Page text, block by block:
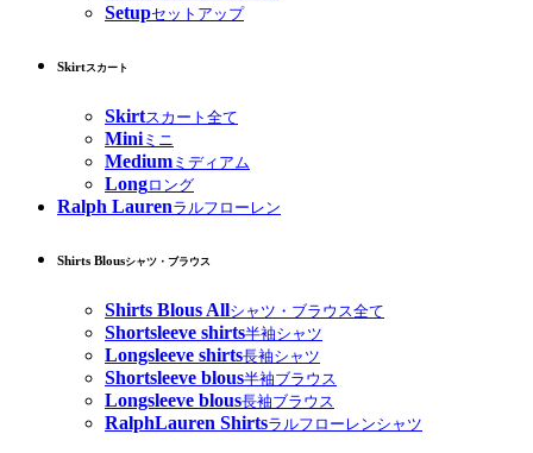
Setupセットアップ
Skirtスカート
Skirtスカート全て
Miniミニ
Medium ミディアム
Longロング
Ralph Laurenラルフローレン
Shirts Blousシャツ・ブラウス
Shirts Blous Allシャツ・ブラウス全て
Shortsleeve shirts半袖シャツ
Longsleeve shirts長袖シャツ
Shortsleeve blous半袖ブラウス
Longsleeve blous長袖ブラウス
RalphLauren Shirtsラルフローレンシャツ